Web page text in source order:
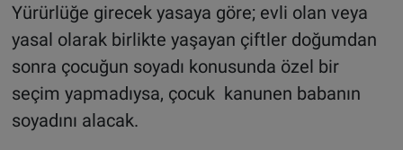
Yürürlüğe girecek yasaya göre; evli olan veya
yasal olarak birlikte yaşayan çiftler doğumdan
sonra çocuğun soyadı konusunda özel bir
seçim yapmadıysa, çocuk kanunen babanın
soyadını alacak.